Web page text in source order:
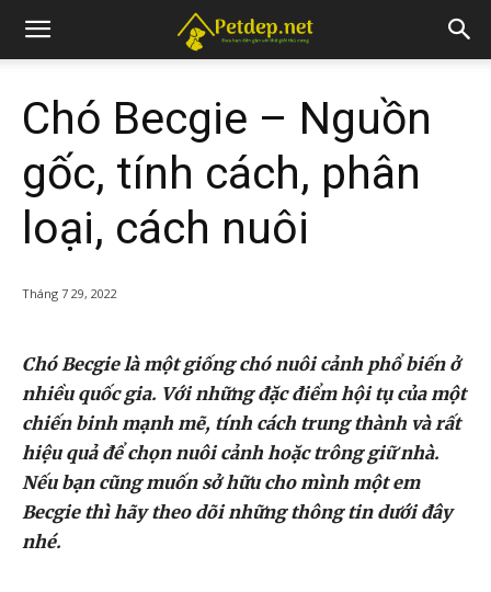
Chó Becgie – Nguồn
gốc, tính cách, phân
loại, cách nuôi
Tháng 7 29, 2022
Chó Becgie là một giống chó nuôi cảnh phổ biến ở
nhiều quốc gia. Với những đặc điểm hội tụ của một
chiến binh mạnh mẽ, tính cách trung thành và rất
hiệu quả để chọn nuôi cảnh hoặc trông giữ nhà.
Nếu bạn cũng muốn sở hữu cho mình một em
Becgie thì hãy theo dõi những thông tin dưới đây
nhé.